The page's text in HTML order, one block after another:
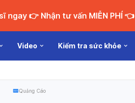
Chat với Bác sĩ ngay 👉 Nhận tư vấn MIỄN PHÍ 👈
Video Kiểm tra sức khỏe
Quảng Cáo